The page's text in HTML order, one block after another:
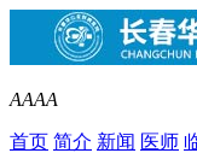
AAAA
首页 简介 新闻 医师